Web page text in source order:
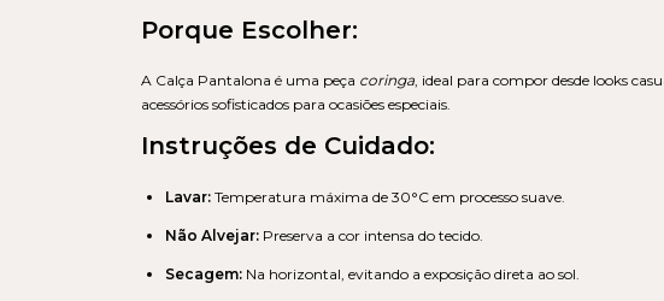
Porque Escolher:
A Calça Pantalona é uma peça coringa , ideal para compor desde looks
acessórios sofisticados para ocasiões especiais.
Instruções de Cuidado:
Lavar: Temperatura máxima de 30°C em processo suave.
Não Alvejar: Preserva a cor intensa do tecido.
Secagem: Na horizontal, evitando a exposição direta ao sol.